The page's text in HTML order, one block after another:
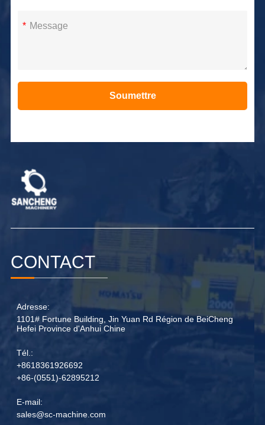
CONTACT
Adresse:
1101# Fortune Building, Jin Yuan Rd Région de BeiCheng
Hefei Province d'Anhui Chine
Tél.:
+8618361926692
+86-(0551)-62895212
E-mail:
sales@sc-machine.com
*
Soumettre